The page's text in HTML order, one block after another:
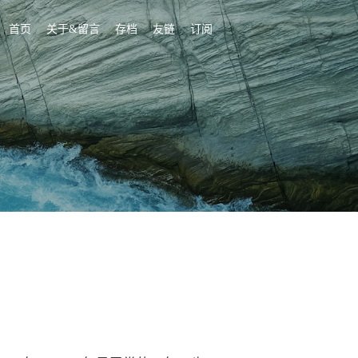
首页 关于&留言 存档 友链 订阅